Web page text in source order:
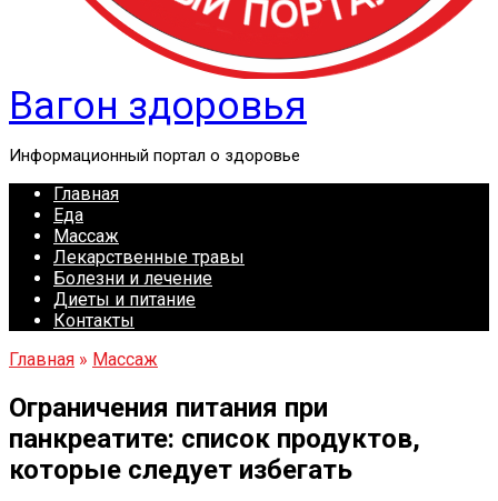
Вагон здоровья
Информационный портал о здоровье
Главная
Еда
Массаж
Лекарственные травы
Болезни и лечение
Диеты и питание
Контакты
Главная » Массаж
Ограничения питания при
панкреатите: список продуктов,
которые следует избегать